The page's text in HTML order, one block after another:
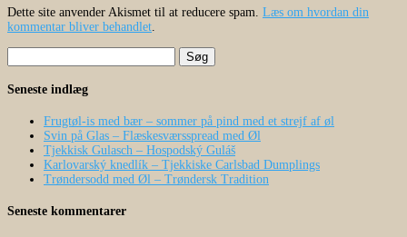
Dette site anvender Akismet til at reducere spam. Læs om hvordan din
kommentar bliver behandlet
efter:
Seneste indlæg
Frugtøl-is med bær – sommer på pind med et strejf af øl
Svin på Glas – Flæskesværsspread med Øl
Tjekkisk Gulasch – Hospodský Guláš
Karlovarský knedlík – Tjekkiske Carlsbad Dumplings
Trøndersodd med Øl – Trøndersk Tradition
Seneste kommentarer